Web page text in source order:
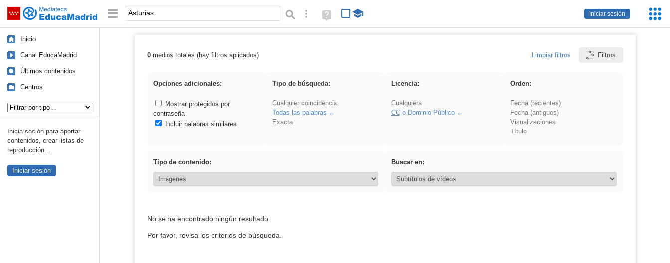
Saltar navegación
Iniciar sesión
Palabra o frase: Búsqueda avanzada
Ayuda
(en
Inicio
Canal EducaMadrid
Últimos contenidos
Centros
Inicia sesión para aportar
contenidos, crear listas de
reproducción...
Iniciar sesión
Resultados de: Asturias
0medios totales (hay filtros aplicados) Limpiar filtros Filtros
Opciones adicionales:
Mostrar protegidos por
contraseña
Incluir palabras similares
Tipo de búsqueda:
Cualquier coincidencia
Todas las palabras
Exacta
Licencia:
Cualquiera
CCo Dominio Público
Orden:
Fecha (recientes)
Fecha (antiguos)
Visualizaciones
Título
Tipo de contenido: Buscar en:
No se ha encontrado ningún resultado.
Por favor, revisa los criterios de búsqueda.